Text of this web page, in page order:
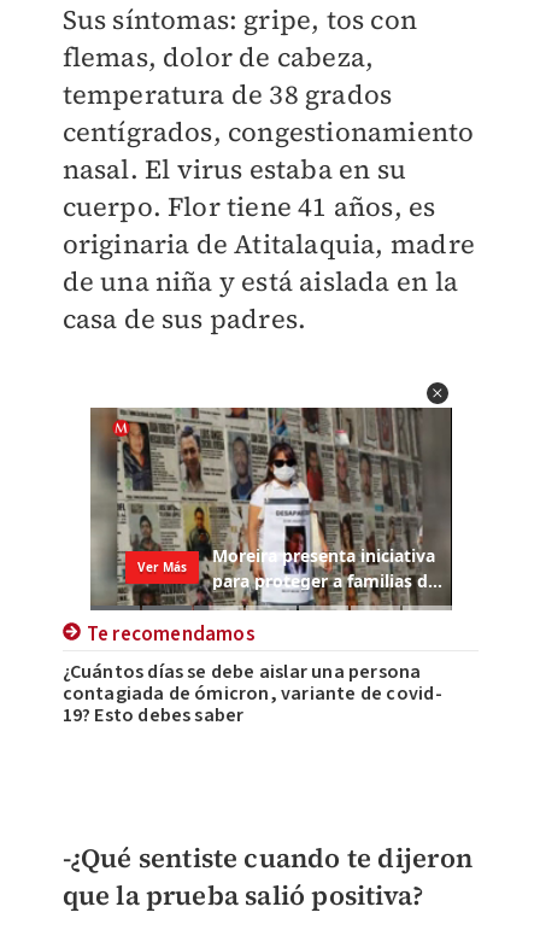
Sus síntomas: gripe, tos con
flemas, dolor de cabeza,
temperatura de 38 grados
centígrados, congestionamiento
nasal. El virus estaba en su
cuerpo. Flor tiene 41 años, es
originaria de Atitalaquia, madre
de una niña y está aislada en la
casa de sus padres.
Te recomendamos
¿Cuántos días se debe aislar una persona
contagiada de ómicron, variante de covid-
19? Esto debes saber
-¿Qué sentiste cuando te dijeron
que la prueba salió positiva?